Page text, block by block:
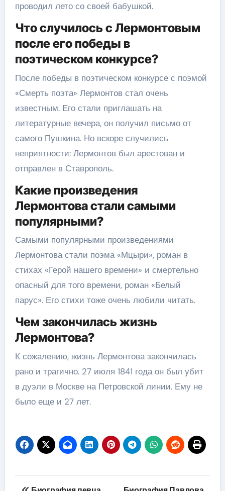
проводил лето со своей бабушкой.
Что случилось с Лермонтовым
после его победы в
поэтическом конкурсе?
После победы в поэтическом конкурсе с поэмой
«Смерть поэта» Лермонтов стал очень
известным. Его стали приглашать на
литературные вечера, он получил письмо от
самого Пушкина. Но вскоре случились
неприятности: Лермонтов был арестован и
отправлен в Ставрополь.
Какие произведения
Лермонтова стали самыми
популярными?
Самыми популярными произведениями
Лермонтова стали поэма «Мцыри», роман в
стихах «Герой нашего времени» и смертельно
опасный для того времени, роман «Белый
парус». Его стихи тоже очень любили читать.
Чем закончилась жизнь
Лермонтова?
К сожалению, жизнь Лермонтова закончилась
рано и трагично. 27 июля 1841 года он был убит
в дуэли в Москве на Петровской линии. Ему не
было еще и 27 лет.
Навигация